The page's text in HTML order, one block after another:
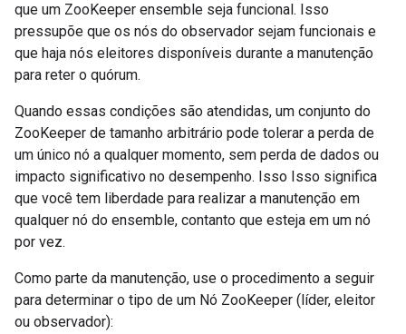
que um ZooKeeper ensemble seja funcional. Isso
pressupõe que os nós do observador sejam funcionais e
que haja nós eleitores disponíveis durante a manutenção
para reter o quórum.
Quando essas condições são atendidas, um conjunto do
ZooKeeper de tamanho arbitrário pode tolerar a perda de
um único nó a qualquer momento, sem perda de dados ou
impacto significativo no desempenho. Isso Isso significa
que você tem liberdade para realizar a manutenção em
qualquer nó do ensemble, contanto que esteja em um nó
por vez.
Como parte da manutenção, use o procedimento a seguir
para determinar o tipo de um Nó ZooKeeper (líder, eleitor
ou observador):